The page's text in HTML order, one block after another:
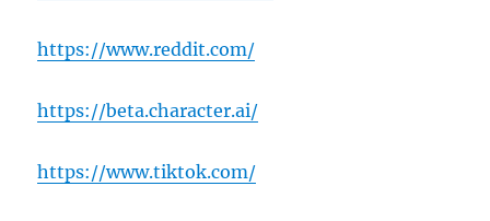
https://www.reddit.com/
https://beta.character.ai/
https://www.tiktok.com/